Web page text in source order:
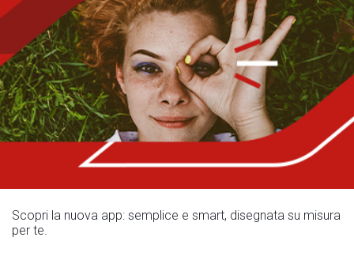
Scopri la nuova app: semplice e smart, disegnata su misura
per te.